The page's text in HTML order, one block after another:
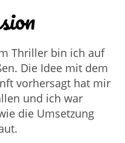
Thriller bin ich auf
Die Idee mit dem
vorhersagt hat mir
und ich war
die Umsetzung